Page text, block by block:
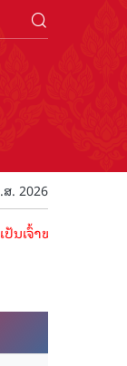
. 2026
ດີ ຕ້ອນຮັບນັກທ່ອງ